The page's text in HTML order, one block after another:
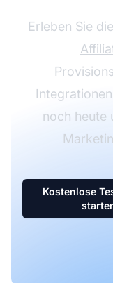
Erleben Sie
noch heute
Kostenlose